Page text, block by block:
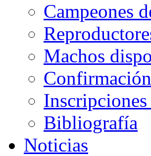
Campeones
Machos
Bibliografía
Noticias